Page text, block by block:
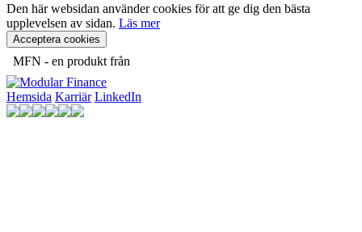
Den här websidan använder cookies för att ge dig den bästa
upplevelsen av sidan. Läs mer
Acceptera cookies
MFN - en produkt från
Hemsida Karriär LinkedIn